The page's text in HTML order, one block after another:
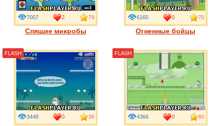
Спящие микробы
7007 2 79
Огненные бойцы
6165 0 70
3448 0 38
FLASH
4366 0 60
FLASH